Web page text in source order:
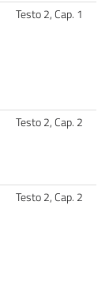
Testo 2, Cap. 1
Testo 2, Cap. 2
Testo 2, Cap. 2